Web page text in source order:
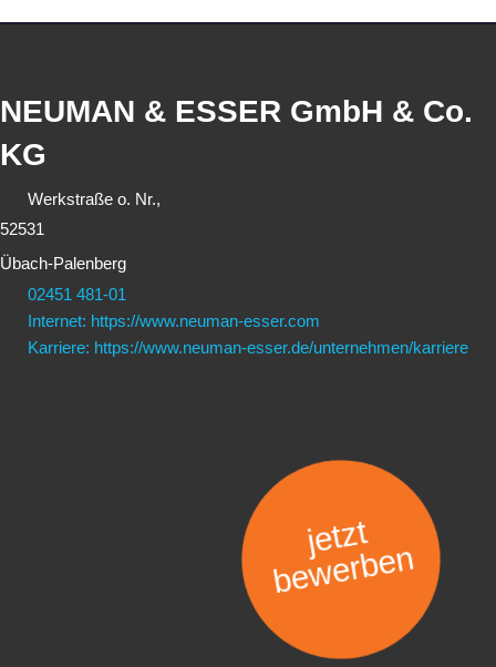
NEUMAN & ESSER GmbH & Co.
KG
Werkstraße o. Nr.,
52531
Übach-Palenberg
02451 481-01
Internet: https://www.neuman-esser.com
Karriere: https://www.neuman-esser.de/unternehmen/karriere
jetzt
bewerben